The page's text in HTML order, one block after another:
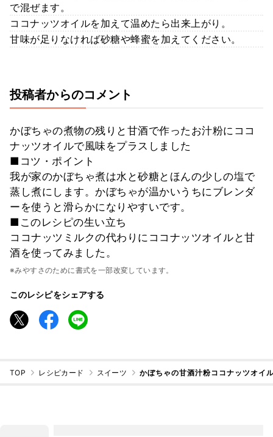
で混ぜます。
ココナッツオイルを加えて温めたら出来上がり。
甘味が足りなければ砂糖や蜂蜜を加えてください。
投稿者からのコメント
かぼちゃの煮物の残りと甘酒で作ったお汁粉にココ
ナッツオイルで風味をプラスしました
■コツ・ポイント
我が家のかぼちゃ煮は水と砂糖とほんの少しの塩で
蒸し煮にします。かぼちゃが温かいうちにブレンダ
ーを使うと滑らかになりやすいです。
■このレシピの生い立ち
ココナッツミルクの代わりにココナッツオイルと甘
酒を使ってみました。
※みやすさのために書式を一部改変しています。
このレシピをシェアする
TOP レシピカード スイーツ かぼちゃの甘酒汁粉ココナッツオイ